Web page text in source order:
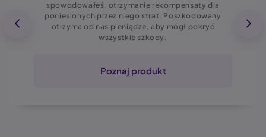
spowodowałeś, otrzymanie rekompensaty dla
poniesionych przez niego strat. Poszkodowany
otrzyma od nas pieniądze, aby mógł pokryć
wszystkie szkody.
Poznaj produkt